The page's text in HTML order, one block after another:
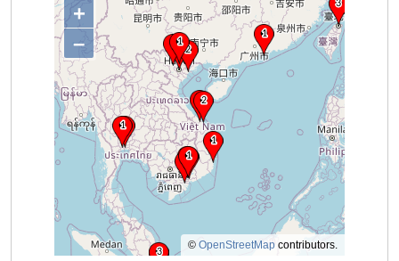
+
–
© OpenStreetMap contributors.